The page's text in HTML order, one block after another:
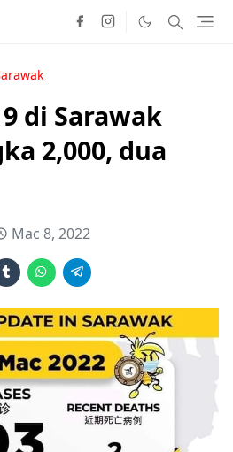
di Sarawak
2,000, dua
Mac 8, 2022